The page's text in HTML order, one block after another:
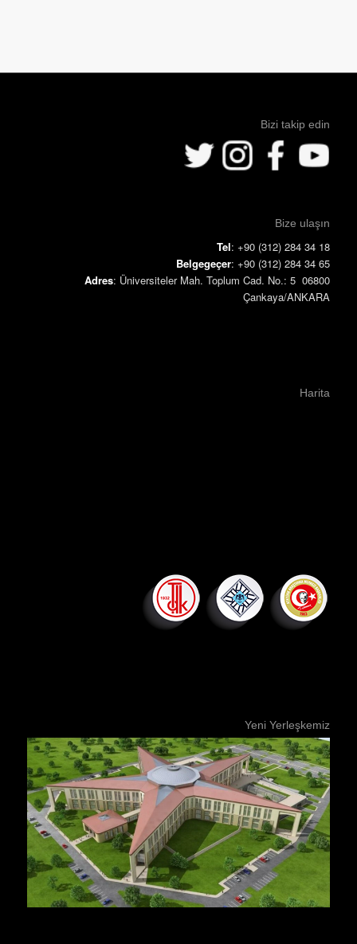
Bizi takip edin
Bize ulaşın
Tel: +90 (312) 284 34 18
Belgegeçer: +90 (312) 284 34 65
Adres: Üniversiteler Mah. Toplum Cad. No.: 5 06800
Çankaya/ANKARA
Harita
Yeni Yerleşkemiz